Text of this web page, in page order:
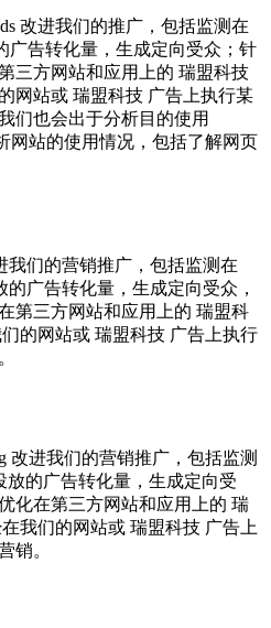
改进我们的推广，包括监测在
广告转化量，生成定向受众；针
三方网站和应用上的 瑞盟科技
网站或 瑞盟科技 广告上执行某
们也会出于分析目的使用
网站的使用情况，包括了解网页
我们的营销推广，包括监测在
的广告转化量，生成定向受众，
第三方网站和应用上的 瑞盟科
的网站或 瑞盟科技 广告上执行
改进我们的营销推广，包括监测
放的广告转化量，生成定向受
化在第三方网站和应用上的 瑞
我们的网站或 瑞盟科技 广告上
销。